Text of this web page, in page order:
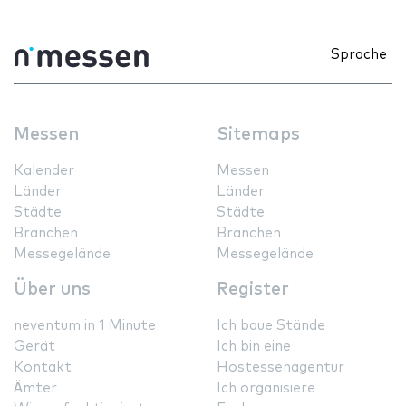
Sprache
Messen
Kalender
Länder
Städte
Branchen
Messegelände
Sitemaps
Messen
Länder
Städte
Branchen
Messegelände
Über uns
neventum in 1 Minute
Gerät
Kontakt
Ämter
Register
Ich baue Stände
Ich bin eine
Hostessenagentur
Ich organisiere